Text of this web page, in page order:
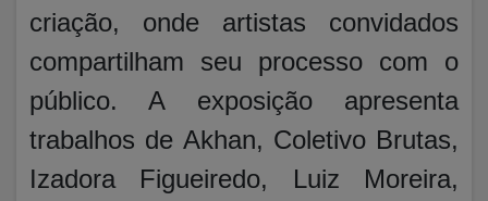
criação, onde artistas convidados
compartilham seu processo com o
público. A exposição apresenta
trabalhos de Akhan, Coletivo Brutas,
Izadora Figueiredo, Luiz Moreira,